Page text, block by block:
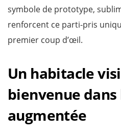
symbole de prototype,
renforcent ce parti-pris
premier coup d’œil.
Un habitacle
bienvenue
augmentée